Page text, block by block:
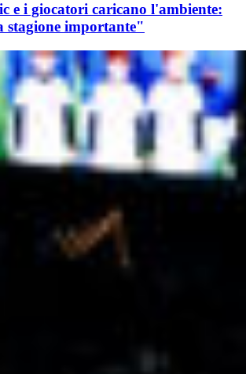
e i giocatori caricano l'ambiente:
stagione importante"